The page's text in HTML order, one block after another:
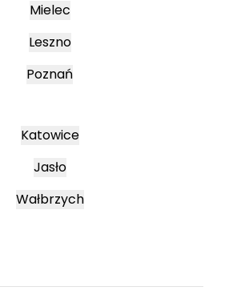
Mielec
Leszno
Poznań
Katowice
Jasło
Wałbrzych